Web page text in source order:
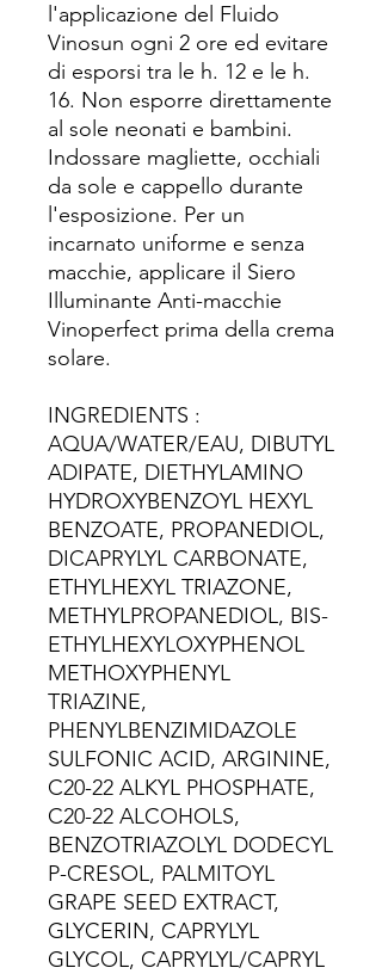
l'applicazione del Fluido
Vinosun ogni 2 ore ed evitare
di esporsi tra le h. 12 e le h.
16. Non esporre direttamente
al sole neonati e bambini.
Indossare magliette, occhiali
da sole e cappello durante
l'esposizione. Per un
incarnato uniforme e senza
macchie, applicare il Siero
Illuminante Anti-macchie
Vinoperfect prima della crema
solare.
INGREDIENTS :
AQUA/WATER/EAU, DIBUTYL
ADIPATE, DIETHYLAMINO
HYDROXYBENZOYL HEXYL
BENZOATE, PROPANEDIOL,
DICAPRYLYL CARBONATE,
ETHYLHEXYL TRIAZONE,
METHYLPROPANEDIOL, BIS-
ETHYLHEXYLOXYPHENOL
METHOXYPHENYL
TRIAZINE,
PHENYLBENZIMIDAZOLE
SULFONIC ACID, ARGININE,
C20-22 ALKYL PHOSPHATE,
C20-22 ALCOHOLS,
BENZOTRIAZOLYL DODECYL
P-CRESOL, PALMITOYL
GRAPE SEED EXTRACT,
GLYCERIN, CAPRYLYL
GLYCOL, CAPRYLYL/CAPRYL